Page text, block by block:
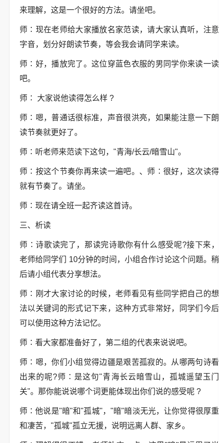
来理解，这是一个很好的方法。请坐吧。
师∶现在老师给大家播放名家范读，请大家认真听，注意
字音，划分好朗读节奏，等会我会请同学来读。
师∶好，播放完了。这位穿蓝色衣服的男同学你来读一读
吧。
师∶ 大家说他读得怎么样 ?
师∶嗯，普通话很标准，声音很洪亮，如果能注意一下朗
读节奏就更好了。
师∶听老师来范读下这句，"青海/长云/暗雪山"。
师∶按这个节奏你再来读一遍吧。、师∶很好，这次读得
就有节奏了。请坐。
师∶现在请全班一起齐读这首诗。
三、析读
师∶诗歌读完了，那读完诗歌你有什么感受呢?接下来，
老师给同学们 10分钟的时间，小组合作讨论这个问题。稍
后请小组代表分享想法。
师∶刚才大家讨论的时候，老师看见有些同学把自己的想
法以关键词的形式记下来，这种方式非常好，同学们今后
可以使用这种方法记忆。
师∶看大家都准备好了，第二组的代表来说说吧。
师∶嗯，你们小组觉得边疆是艰苦孤寂的。从哪两句诗看
出来的呢?师∶是这句"青海长云暗雪山，孤城遥望玉门
关"。那你能说说哪个词更能体现出你们说的感受呢 ?
师∶他说是"暗"和"孤城"，"暗"暗淡无光，让你觉得很厚重
和凄苦，"孤城"孤立无援，说明远离人群、家乡。